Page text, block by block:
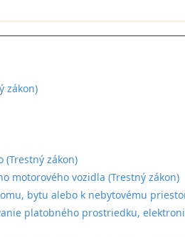
zákon)
(Trestný zákon)
motorového vozidla (Trestný zákon)
bytu alebo k nebytovému
platobného prostriedku,